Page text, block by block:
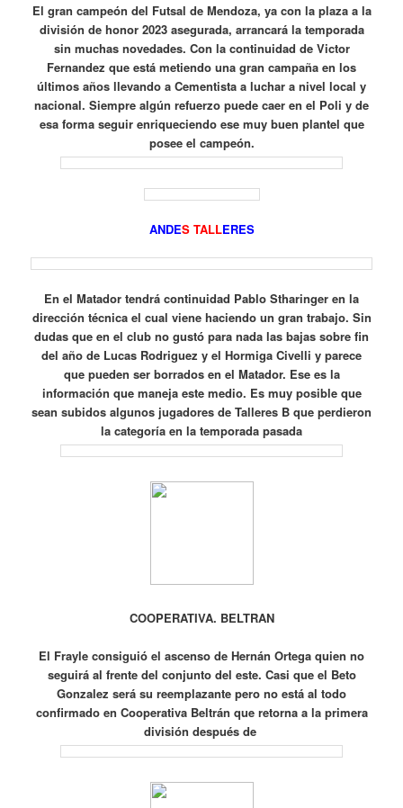
El gran campeón del Futsal de Mendoza, ya con la plaza a la
división de honor 2023 asegurada, arrancará la temporada
sin muchas novedades. Con la continuidad de Victor
Fernandez que está metiendo una gran campaña en los
últimos años llevando a Cementista a luchar a nivel local y
nacional. Siempre algún refuerzo puede caer en el Poli y de
esa forma seguir enriqueciendo ese muy buen plantel que
posee el campeón.
ANDES TALLERES
En el Matador tendrá continuidad Pablo Stharinger en la
dirección técnica el cual viene haciendo un gran trabajo. Sin
dudas que en el club no gustó para nada las bajas sobre fin
del año de Lucas Rodriguez y el Hormiga Civelli y parece
que pueden ser borrados en el Matador. Ese es la
información que maneja este medio. Es muy posible que
sean subidos algunos jugadores de Talleres B que perdieron
la categoría en la temporada pasada
COOPERATIVA. BELTRAN
El Frayle consiguió el ascenso de Hernán Ortega quien no
seguirá al frente del conjunto del este. Casi que el Beto
Gonzalez será su reemplazante pero no está al todo
confirmado en Cooperativa Beltrán que retorna a la primera
división después de